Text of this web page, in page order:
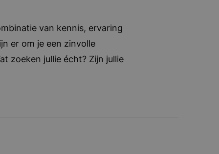
van kennis, ervaring
er om je een zinvolle
zoeken jullie écht? Zijn jullie